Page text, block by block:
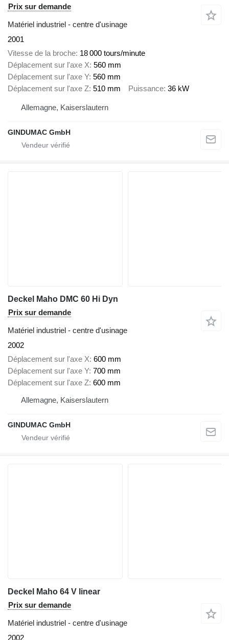
Prix sur demande
Matériel industriel - centre d'usinage
2001
Vitesse de la broche 18 000 tours/minute
Déplacement sur l'axe X 560 mm
Déplacement sur l'axe Y 560 mm
Déplacement sur l'axe Z 510 mm Puissance 36 kW
Allemagne, Kaiserslautern
GINDUMAC GmbH
Deckel Maho DMC 60 Hi Dyn
Prix sur demande
Matériel industriel - centre d'usinage
2002
Déplacement sur l'axe X 600 mm
Déplacement sur l'axe Y 700 mm
Déplacement sur l'axe Z 600 mm
Allemagne, Kaiserslautern
GINDUMAC GmbH
Deckel Maho 64 V linear
Prix sur demande
Matériel industriel - centre d'usinage
2002